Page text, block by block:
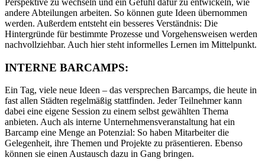
Perspektive zu wechseln und ein Gefühl dafür zu entwickeln, wie
andere Abteilungen arbeiten. So können gute Ideen übernommen
werden. Außerdem entsteht ein besseres Verständnis: Die
Hintergründe für bestimmte Prozesse und Vorgehensweisen werden
nachvollziehbar. Auch hier steht informelles Lernen im Mittelpunkt.
INTERNE BARCAMPS:
Ein Tag, viele neue Ideen – das versprechen Barcamps, die heute in
fast allen Städten regelmäßig stattfinden. Jeder Teilnehmer kann
dabei eine eigene Session zu einem selbst gewählten Thema
anbieten. Auch als interne Unternehmensveranstaltung hat ein
Barcamp eine Menge an Potenzial: So haben Mitarbeiter die
Gelegenheit, ihre Themen und Projekte zu präsentieren. Ebenso
können sie einen Austausch dazu in Gang bringen.